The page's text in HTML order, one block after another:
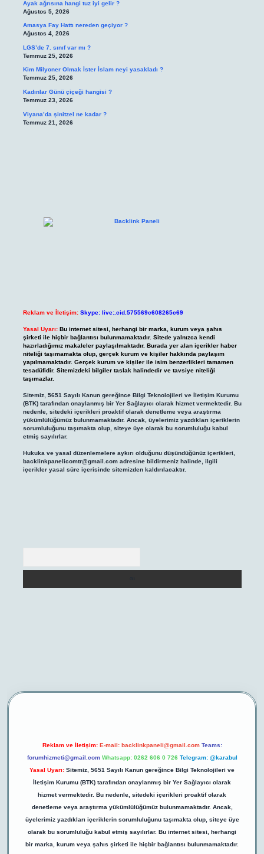
Ayak ağrısına hangi tuz iyi gelir ?
Ağustos 5, 2026
Amasya Fay Hattı nereden geçiyor ?
Ağustos 4, 2026
LGS’de 7. sınıf var mı ?
Temmuz 25, 2026
Kim Milyoner Olmak İster İslam neyi yasakladı ?
Temmuz 25, 2026
Kadınlar Günü çiçeği hangisi ?
Temmuz 23, 2026
Viyana’da şinitzel ne kadar ?
Temmuz 21, 2026
Reklam ve İletişim: Skype: live:.cid.575569c608265c69
Yasal Uyarı: Bu internet sitesi, herhangi bir marka, kurum veya şahıs
şirketi ile hiçbir bağlantısı bulunmamaktadır. Sitede yalnızca kendi
hazırladığımız makaleler paylaşılmaktadır. Burada yer alan içerikler haber
niteliği taşımamakta olup, gerçek kurum ve kişiler hakkında paylaşım
yapılmamaktadır. Gerçek kurum ve kişiler ile isim benzerlikleri tamamen
tesadüfidir. Sitemizdeki bilgiler taslak halindedir ve tavsiye niteliği
taşımazlar.
Sitemiz, 5651 Sayılı Kanun gereğince Bilgi Teknolojileri ve İletişim Kurumu
(BTK) tarafından onaylanmış bir Yer Sağlayıcı olarak hizmet vermektedir. Bu
nedenle, sitedeki içerikleri proaktif olarak denetleme veya araştırma
yükümlülüğümüz bulunmamaktadır. Ancak, üyelerimiz yazdıkları içeriklerin
sorumluluğunu taşımakta olup, siteye üye olarak bu sorumluluğu kabul
etmiş sayılırlar.
Hukuka ve yasal düzenlemelere aykırı olduğunu düşündüğünüz içerikleri,
backlinkpanelicomtr@gmail.comadresine bildirmeniz halinde, ilgili
içerikler yasal süre içerisinde sitemizden kaldırılacaktır.
Reklam ve İletişim: E-mail: backlinkpaneli@gmail.com Teams:
forumhizmeti@gmail.com Whatsapp: 0262 606 0 726 Telegram: @karabul
Yasal Uyarı: Sitemiz, 5651 Sayılı Kanun gereğince Bilgi Teknolojileri ve
İletişim Kurumu (BTK) tarafından onaylanmış bir Yer Sağlayıcı olarak
hizmet vermektedir. Bu nedenle, sitedeki içerikleri proaktif olarak
denetleme veya araştırma yükümlülüğümüz bulunmamaktadır. Ancak,
üyelerimiz yazdıkları içeriklerin sorumluluğunu taşımakta olup, siteye üye
olarak bu sorumluluğu kabul etmiş sayılırlar. Bu internet sitesi, herhangi
bir marka, kurum veya şahıs şirketi ile hiçbir bağlantısı bulunmamaktadır.